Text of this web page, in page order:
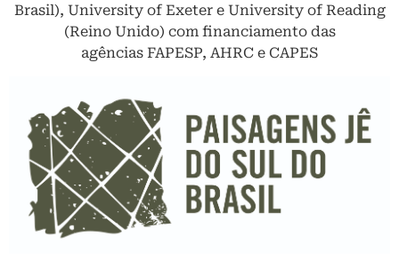
Brasil), University of Exeter e University of Reading
(Reino Unido) com financiamento das
agências FAPESP, AHRC e CAPES